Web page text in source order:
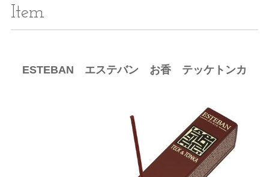
Item
ESTEBAN エステバン お香 テッケトンカ